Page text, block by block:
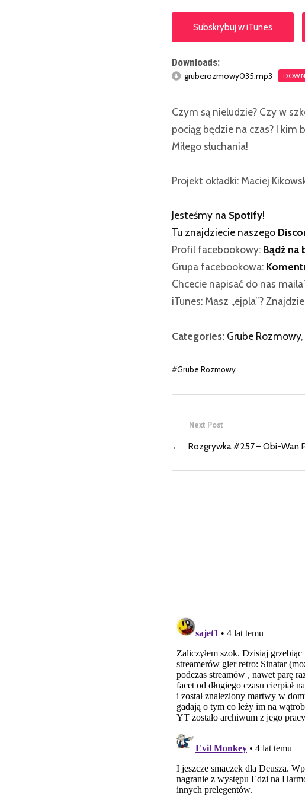
Subskrybuj w iTunes
Downloads:
gruberozmowy035.mp3
Czym są nieludzie? Czy w
pociąg będzie na czas? I kim
Miłego słuchania!
Projekt okładki: Maciej
Jesteśmy na Spotify!
Tu znajdziecie naszego
Profil facebookowy: Bądź na
Grupa facebookowa:
Chcecie napisać do nas
iTunes: Masz „ejpla”?
Categories: Grube Rozmowy,
#Grube Rozmowy
Next Post
← Rozgrywka #257 – Obi-Wan